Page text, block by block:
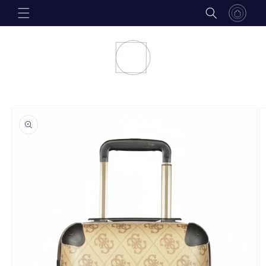
Skip to
content
product
information